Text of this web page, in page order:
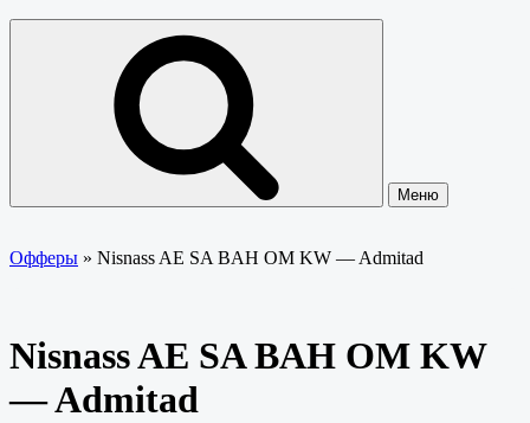
Меню
Офферы » Nisnass AE SA BAH OM KW — Admitad
Nisnass AE SA BAH OM KW
— Admitad